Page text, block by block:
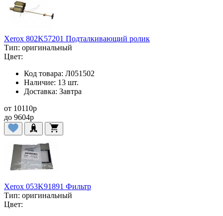
Xerox 802K57201 Подталкивающий ролик
Тип: оригинальный
Цвет:
Код товара: Л051502
Наличие: 13 шт.
Доставка: Завтра
от 10110p
до 9604p
Xerox 053K91891 Фильтр
Тип: оригинальный
Цвет: